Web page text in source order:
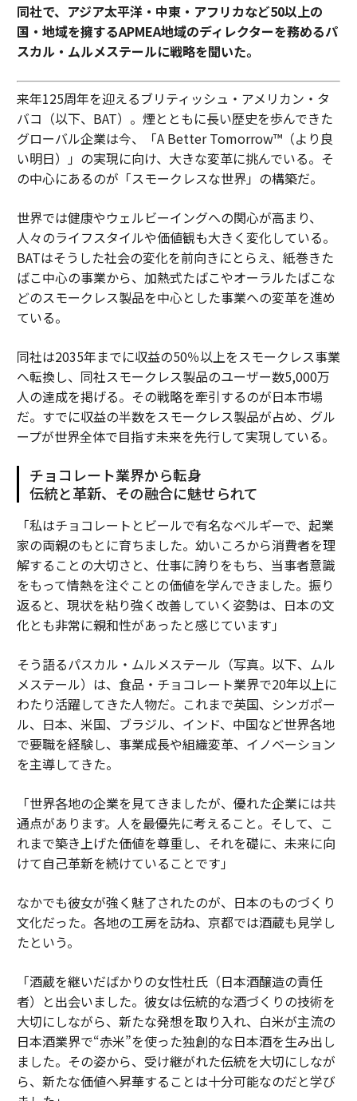
同社で、アジア太平洋・中東・アフリカなど50以上の
国・地域を擁するAPMEA地域のディレクターを務めるパ
スカル・ムルメステールに戦略を聞いた。
来年125周年を迎えるブリティッシュ・アメリカン・タ
バコ（以下、BAT）。煙とともに長い歴史を歩んできた
グローバル企業は今、「A Better Tomorrow™（より良
い明日）」の実現に向け、大きな変革に挑んでいる。そ
の中心にあるのが「スモークレスな世界」の構築だ。
世界では健康やウェルビーイングへの関心が高まり、
人々のライフスタイルや価値観も大きく変化している。
BATはそうした社会の変化を前向きにとらえ、紙巻きた
ばこ中心の事業から、加熱式たばこやオーラルたばこな
どのスモークレス製品を中心とした事業への変革を進め
ている。
同社は2035年までに収益の50％以上をスモークレス事業
へ転換し、同社スモークレス製品のユーザー数5,000万
人の達成を掲げる。その戦略を牽引するのが日本市場
だ。すでに収益の半数をスモークレス製品が占め、グル
ープが世界全体で目指す未来を先行して実現している。
チョコレート業界から転身
伝統と革新、その融合に魅せられて
「私はチョコレートとビールで有名なベルギーで、起業
家の両親のもとに育ちました。幼いころから消費者を理
解することの大切さと、仕事に誇りをもち、当事者意識
をもって情熱を注ぐことの価値を学んできました。振り
返ると、現状を粘り強く改善していく姿勢は、日本の文
化とも非常に親和性があったと感じています」
そう語るパスカル・ムルメステール（写真。以下、ムル
メステール）は、食品・チョコレート業界で20年以上に
わたり活躍してきた人物だ。これまで英国、シンガポー
ル、日本、米国、ブラジル、インド、中国など世界各地
で要職を経験し、事業成長や組織変革、イノベーション
を主導してきた。
「世界各地の企業を見てきましたが、優れた企業には共
通点があります。人を最優先に考えること。そして、こ
れまで築き上げた価値を尊重し、それを礎に、未来に向
けて自己革新を続けていることです」
なかでも彼女が強く魅了されたのが、日本のものづくり
文化だった。各地の工房を訪ね、京都では酒蔵も見学し
たという。
「酒蔵を継いだばかりの女性杜氏（日本酒醸造の責任
者）と出会いました。彼女は伝統的な酒づくりの技術を
大切にしながら、新たな発想を取り入れ、白米が主流の
日本酒業界で“赤米”を使った独創的な日本酒を生み出し
ました。その姿から、受け継がれた伝統を大切にしなが
ら、新たな価値へ昇華することは十分可能なのだと学び